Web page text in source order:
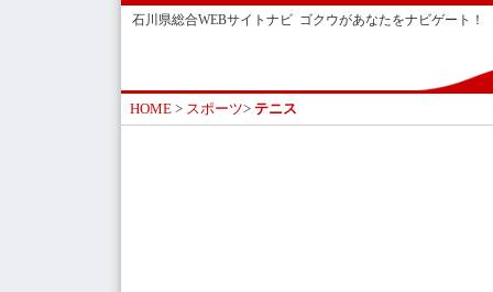
石川県総合WEBサイトナビ ゴクウがあなたをナビゲート！
HOME > スポーツ> テニス